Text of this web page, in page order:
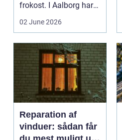
frokost. I Aalborg har
den klassiske spis...
02 June 2026
Reparation af
vinduer: sådan får